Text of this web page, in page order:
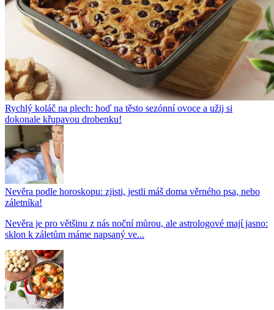
Rychlý koláč na plech: hoď na těsto sezónní ovoce a užij si
dokonale křupavou drobenku!
Nevěra podle horoskopu: zjisti, jestli máš doma věrného psa, nebo
záletníka!
Nevěra je pro většinu z nás noční můrou, ale astrologové mají jasno:
sklon k záletům máme napsaný ve...